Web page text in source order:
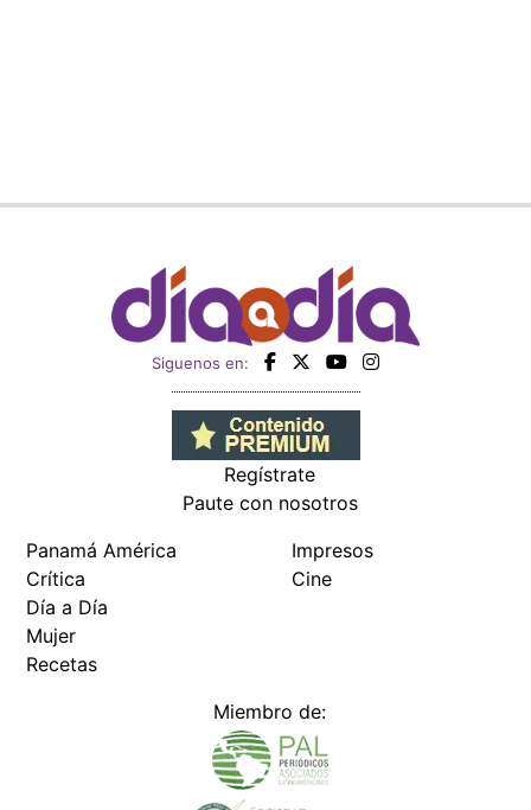
Siguenos en:
Regístrate
Paute con nosotros
Panamá América
Crítica
Día a Día
Mujer
Recetas
Impresos
Cine
Miembro de: